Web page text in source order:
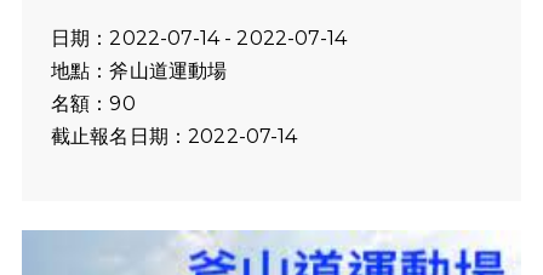
日期：2022-07-14 - 2022-07-14
地點：斧山道運動場
名額：90
截止報名日期：2022-07-14